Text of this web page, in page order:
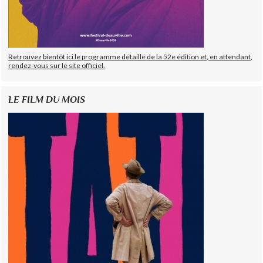
Retrouvez bientôt ici le programme détaillé de la 52e édition et, en attendant,
rendez-vous sur le site officiel.
LE FILM DU MOIS